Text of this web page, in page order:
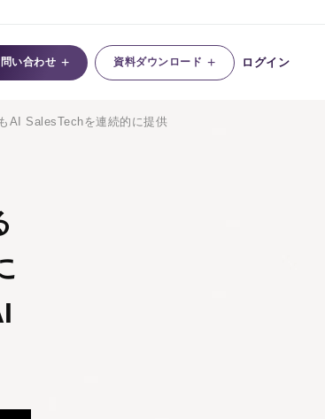
い合わせ + 資料ダウンロード + ログイン
AI SalesTechを連続的に提供